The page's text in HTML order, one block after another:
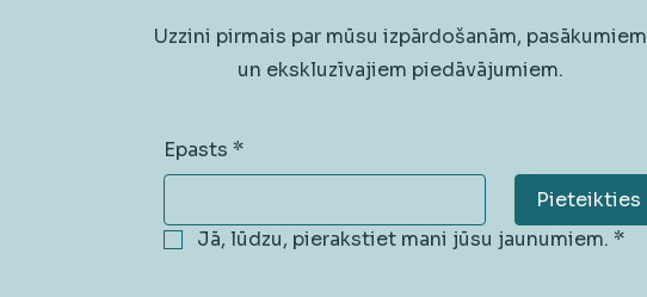
Uzzini pirmais par mūsu izpārdošanām, pasākumiem
un ekskluzīvajiem piedāvājumiem.
Epasts *
Pieteikties
Jā, lūdzu, pierakstiet mani jūsu jaunumiem. *